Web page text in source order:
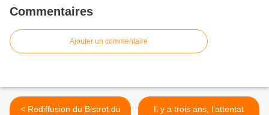
Commentaires
Ajouter un commentaire
< Rediffusion du Bistrot du
Il y a trois ans, l’attentat